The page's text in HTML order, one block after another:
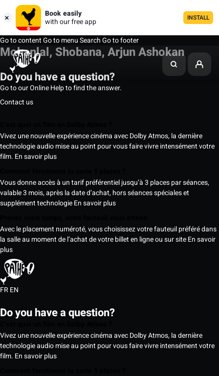
Book easily
with our free app
INSTALL
Go to contentGo to menuSearchGo to footer
Mohanlal, Shobana, Arjun Ashokan
Do you have a question?
Go to our Online Help to find the answer.
Contact us
Vivez une nouvelle expérience cinéma avec Dolby Atmos, la dernière
technologie audio mise au point pour vous faire vivre intensément votre
film. En savoir plus
Vous donne accès à un tarif préférentiel jusqu’à 3 places par séances,
valable 3 mois, après la date d’achat, hors séances spéciales et
supplément technologieEn savoir plus
Avec le placement numéroté, vous choisissez votre fauteuil préféré dans
la salle au moment de l’achat de votre billet en ligne ou sur siteEn savoir
plus
FREN
Do you have a question?
Vivez une nouvelle expérience cinéma avec Dolby Atmos, la dernière
technologie audio mise au point pour vous faire vivre intensément votre
film. En savoir plus